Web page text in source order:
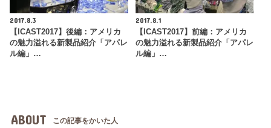
2017.8.3
【ICAST2017】後編：アメリカ
の魅力溢れる新製品紹介「アパレ
ル編」…
2017.8.1
【ICAST2017】前編：アメリカ
の魅力溢れる新製品紹介「アパレ
ル編」…
ABOUT この記事をかいた人